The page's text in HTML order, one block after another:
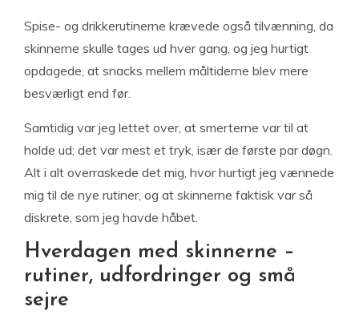
Spise- og drikkerutinerne krævede også tilvænning, da
skinnerne skulle tages ud hver gang, og jeg hurtigt
opdagede, at snacks mellem måltiderne blev mere
besværligt end før.
Samtidig var jeg lettet over, at smerterne var til at
holde ud; det var mest et tryk, især de første par døgn.
Alt i alt overraskede det mig, hvor hurtigt jeg vænnede
mig til de nye rutiner, og at skinnerne faktisk var så
diskrete, som jeg havde håbet.
Hverdagen med skinnerne –
rutiner, udfordringer og små
sejre